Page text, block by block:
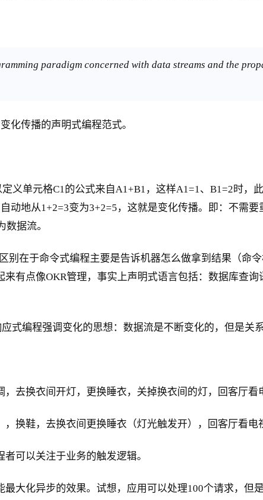
paradigm concerned with data streams and the
化传播的声明式编程范式。
义单元格C1的公式来自A1+B1，这样A1=1、B1=2时，
动地从1+2=3变为3+2=5，这就是变化传播。即：不需
据流。
别在于命令式编程主要是告诉机器怎么做拿到结果（命
有点像OKR管理，事实上声明式语言包括：数据库查
式编程强调变化的思想：数据流是不断变化的，但是关
去换衣间开灯，更换睡衣，关掉换衣间的灯，回客厅看
换鞋，去换衣间更换睡衣（灯光触发开），回客厅看电
可以关注于业务的触发逻辑。
大化异步的效果。试想，应用可以处理100个请求，但